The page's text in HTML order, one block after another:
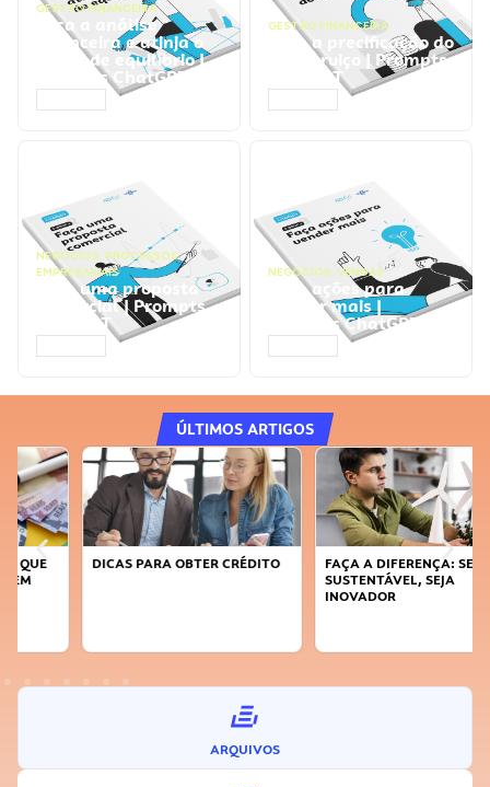
GESTÃO FINANCEIRA
Faça a análise
financeira e atinja o
ponto de equilíbrio |
Prompts ChatGPT
GESTÃO FINANCEIRA
Faça a precificação do
seu serviço | Prompts
ChatGPT
NEGÓCIOS, PROCESSOS
EMPRESARIAIS
Faça uma proposta
comercial | Prompts
ChatGPT
NEGÓCIOS, VENDAS
Faça ações para
vender mais |
Prompts ChatGPT
ÚLTIMOS ARTIGOS
DICAS PARA OBTER CRÉDITO
FAÇA A DIFERENÇA: SEJA
SUSTENTÁVEL, SEJA
INOVADOR
ARQUIVOS